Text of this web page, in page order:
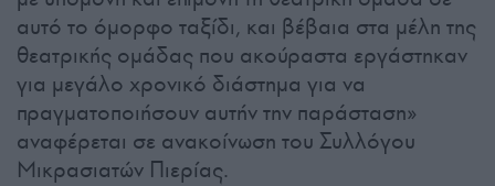
αυτό το όμορφο ταξίδι, και βέβαια στα μέλη της
θεατρικής ομάδας που ακούραστα εργάστηκαν
για μεγάλο χρονικό διάστημα για να
πραγματοποιήσουν αυτήν την παράσταση»
αναφέρεται σε ανακοίνωση του Συλλόγου
Μικρασιατών Πιερίας.